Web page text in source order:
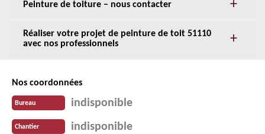
Peinture de toiture – nous contacter
Réaliser votre projet de peinture de toit 51110
avec nos professionnels
Nos coordonnées
Bureau indisponible
Chantier indisponible